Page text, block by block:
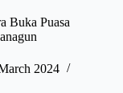
Buka Puasa
2024